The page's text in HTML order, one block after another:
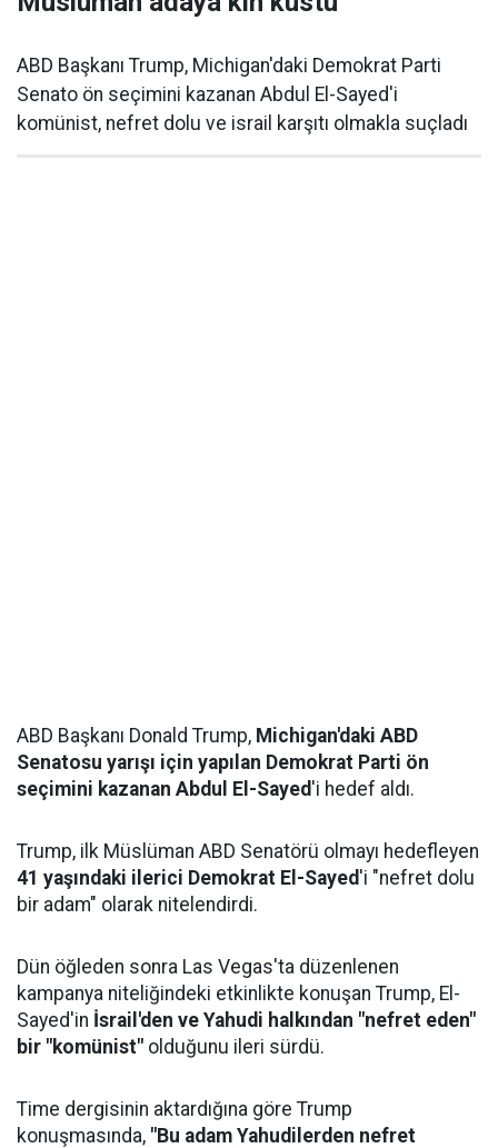
ABD Başkanı Trump, Michigan'daki Demokrat Parti
Senato ön seçimini kazanan Abdul El-Sayed'i
komünist, nefret dolu ve israil karşıtı olmakla suçladı
ABD Başkanı Donald Trump, Michigan'daki ABD
Senatosu yarışı için yapılan Demokrat Parti ön
seçimini kazanan Abdul El-Sayed'i hedef aldı.
Trump, ilk Müslüman ABD Senatörü olmayı hedefleyen
41 yaşındaki ilerici Demokrat El-Sayed'i "nefret dolu
bir adam" olarak nitelendirdi.
Dün öğleden sonra Las Vegas'ta düzenlenen
kampanya niteliğindeki etkinlikte konuşan Trump, El-
Sayed'in İsrail'den ve Yahudi halkından "nefret eden"
bir "komünist" olduğunu ileri sürdü.
Time dergisinin aktardığına göre Trump
konuşmasında, "Bu adam Yahudilerden nefret